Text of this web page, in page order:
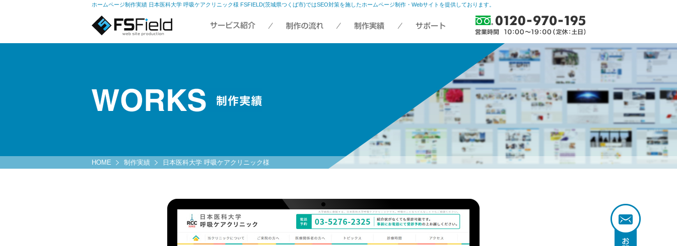
ホームページ制作実績 日本医科大学 呼吸ケアクリニック様 FSFIELD(茨城県つくば市)ではSEO対策を施したホームページ制作・Webサイトを提供しております。
HOME 制作実績 日本医科大学 呼吸ケアクリニック様